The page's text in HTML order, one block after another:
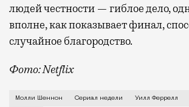
людей честности — гиблое дело,
вполне, как показывает финал,
случайное благородство.
Фото: Netflix
Когда-то Лонни Хокинс (Уилл
Молли Шеннон Сериал недели Уилл Феррелл